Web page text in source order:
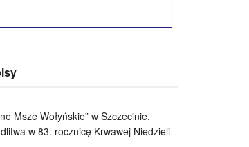
Msze Wołyńskie” w Szczecinie.
w 83. rocznicę Krwawej Niedzieli